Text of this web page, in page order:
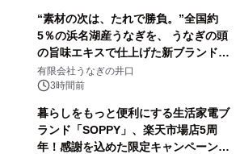
“素材の次は、たれで勝負。”全国約
5％の浜名湖産うなぎを、 うなぎの頭
の旨味エキスで仕上げた新ブランド
「井口の誉」誕生
有限会社うなぎの井口
3時間前
暮らしをもっと便利にする生活家電ブ
ランド「SOPPY」、楽天市場店5周
年！感謝を込めた限定キャンペーンを